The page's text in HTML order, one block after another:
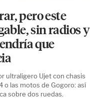
pero este
sin radios y
que
ultraligero Ujet con chasis
o las motos de Gogoro: así
sobre dos ruedas.